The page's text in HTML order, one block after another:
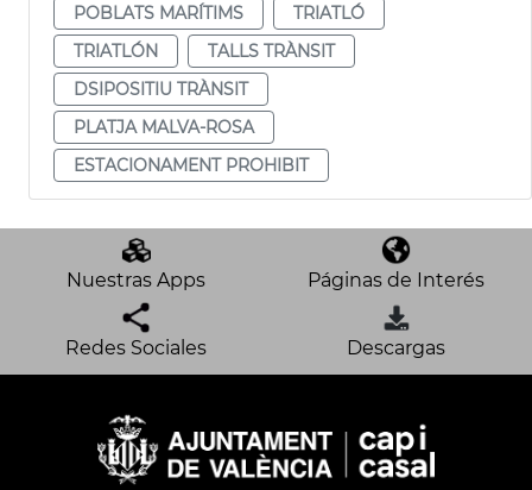
POBLATS MARÍTIMS
TRIATLÓ
TRIATLÓN
TALLS TRÀNSIT
DSIPOSITIU TRÀNSIT
PLATJA MALVA-ROSA
ESTACIONAMENT PROHIBIT
Nuestras Apps Páginas de Interés
Redes Sociales Descargas